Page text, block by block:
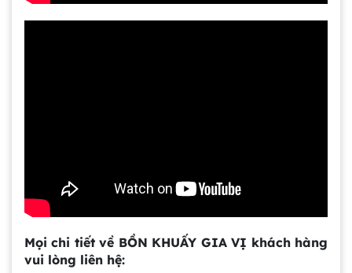
Mọi chi tiết về BỒN KHUẤY GIA VỊ khách hàng
vui lòng liên hệ:
Bồn khuấy thực phẩm 8000 lít là gì? Cấu tạo,
đặc điểm và lý do nên dùng inox